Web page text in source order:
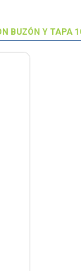
BUZÓN Y TAPA